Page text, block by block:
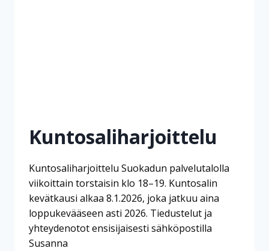
Kuntosaliharjoittelu
Kuntosaliharjoittelu Suokadun palvelutalolla
viikoittain torstaisin klo 18–19. Kuntosalin
kevätkausi alkaa 8.1.2026, joka jatkuu aina
loppukevääseen asti 2026. Tiedustelut ja
yhteydenotot ensisijaisesti sähköpostilla
Susanna